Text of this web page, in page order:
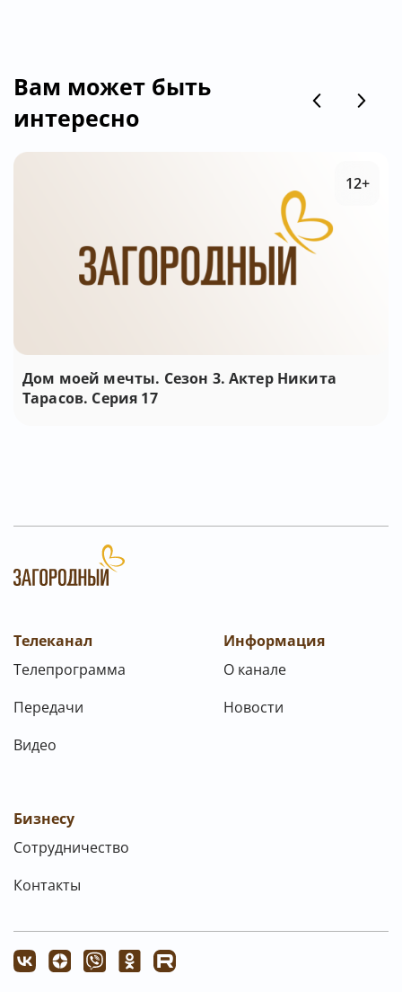
Вам может быть
интересно
Дом моей мечты. Сезон 3. Актер Никита
Тарасов. Серия 17
12+
Телеканал
Телепрограмма
Передачи
Видео
Информация
О канале
Новости
Бизнесу
Сотрудничество
Контакты